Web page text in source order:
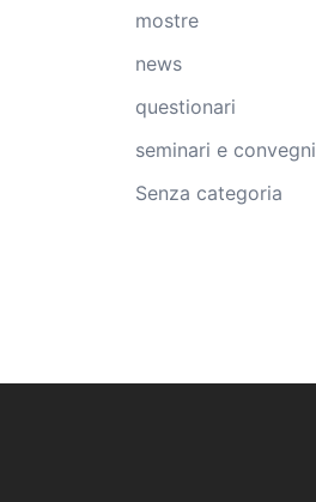
mostre
news
questionari
seminari e convegni
Senza categoria